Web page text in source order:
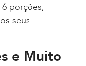
porções,
seus
e Muito